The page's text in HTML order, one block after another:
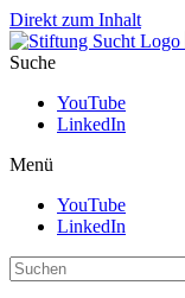
Direkt zum Inhalt
Suche
YouTube
LinkedIn
Menü
YouTube
LinkedIn